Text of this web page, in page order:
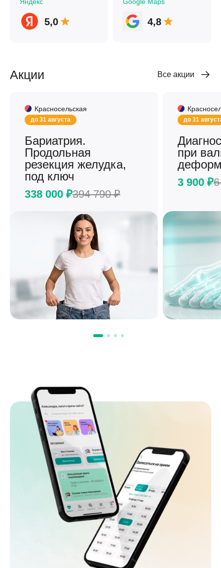
Яндекс
5,0
Google Maps
4,8
Акции Все акции
Красносельская
до 31 августа
Бариатрия.
Продольная
резекция желудка,
под ключ
338 000 ₽394 790 ₽
до 31
при
3 900 ₽